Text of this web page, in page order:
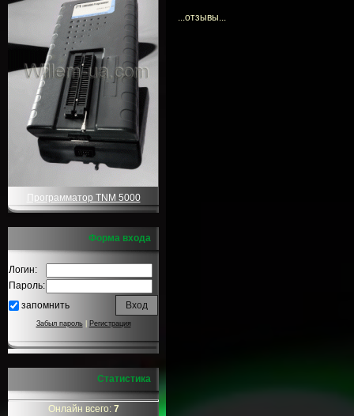
Программатор TNM 5000
Форма входа
Логин:
Пароль:
запомнить
Забыл пароль| Регистрация
Статистика
Онлайн всего: 7
...отзывы...